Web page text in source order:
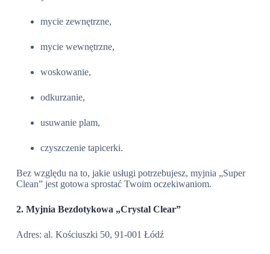
mycie zewnętrzne,
mycie wewnętrzne,
woskowanie,
odkurzanie,
usuwanie plam,
czyszczenie tapicerki.
Bez względu na to, jakie usługi potrzebujesz, myjnia „Super
Clean” jest gotowa sprostać Twoim oczekiwaniom.
2. Myjnia Bezdotykowa „Crystal Clear”
Adres: al. Kościuszki 50, 91-001 Łódź